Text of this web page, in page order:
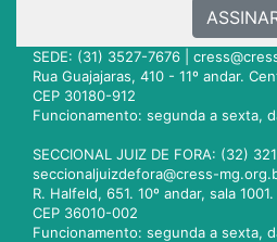
SEDE: (31) 3527-7676 |
Rua Guajajaras, 410 - 11º andar.
CEP 30180-912
Funcionamento: segunda a sexta,
SECCIONAL JUIZ DE FORA: (32)
seccionaljuizdefora@cress-
R. Halfeld, 651. 10º andar, sala
CEP 36010-002
Funcionamento: segunda a sexta,